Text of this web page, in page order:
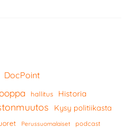
DocPoint
hallitus Historia
Kysy politiikasta
Perussuomalaiset podcast